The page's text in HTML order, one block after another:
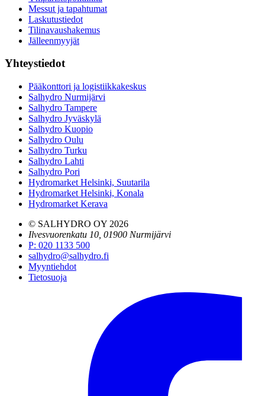
Messut ja tapahtumat
Laskutustiedot
Tilinavaushakemus
Jälleenmyyjät
Yhteystiedot
Pääkonttori ja logistiikkakeskus
Salhydro Nurmijärvi
Salhydro Tampere
Salhydro Jyväskylä
Salhydro Kuopio
Salhydro Oulu
Salhydro Turku
Salhydro Lahti
Salhydro Pori
Hydromarket Helsinki, Suutarila
Hydromarket Helsinki, Konala
Hydromarket Kerava
© SALHYDRO OY 2026
Ilvesvuorenkatu 10, 01900 Nurmijärvi
P: 020 1133 500
salhydro@salhydro.fi
Myyntiehdot
Tietosuoja